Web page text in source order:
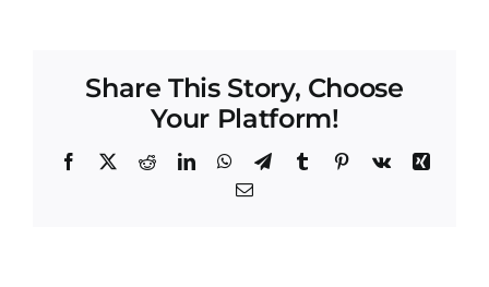
Share This Story, Choose
Your Platform!
Facebook
X RedditLinkedInWhatsApp
TelegramTumblrPinterest
Vk
Xing
Correo